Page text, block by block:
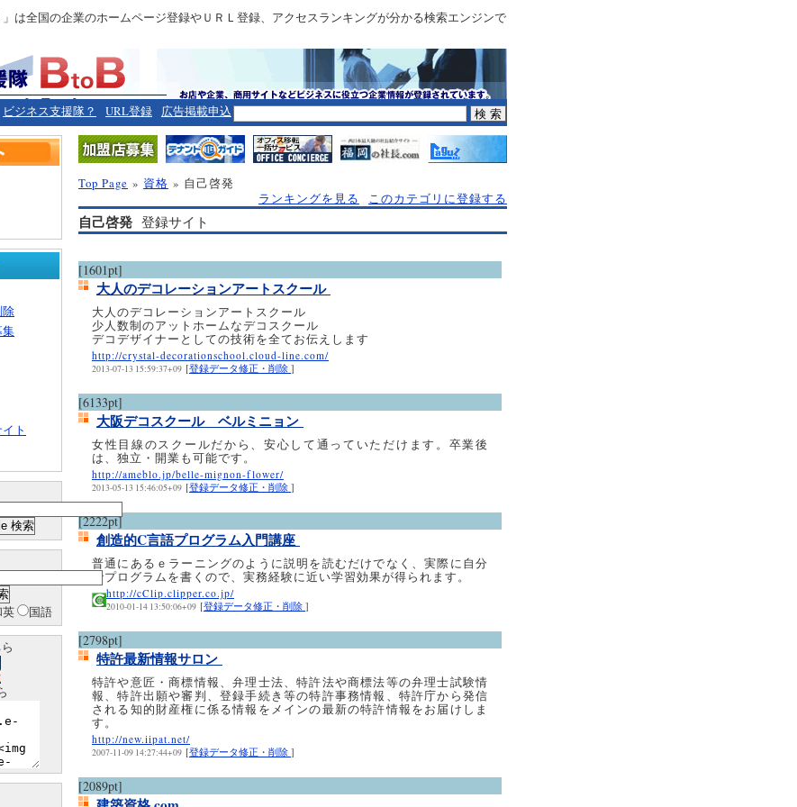
は全国の企業のホームページ登録やＵＲＬ登録、アクセスランキングが分かる検索エンジンで
ビジネス支援隊？ URL登録 広告掲載申込
Top Page » 資格 » 自己啓発
ランキングを見る
このカテゴリに登録する
自己啓発 登録サイト
[1601pt]
大人のデコレーションアートスクール
大人のデコレーションアートスクール
少人数制のアットホームなデコスクール
デコデザイナーとしての技術を全てお伝えします
http://crystal-decorationschool.cloud-line.com/
2013-07-13 15:59:37+09 [登録データ修正・削除 ]
[6133pt]
大阪デコスクール ベルミニョン
女性目線のスクールだから、安心して通っていただけます。卒業後
は、独立・開業も可能です。
http://ameblo.jp/belle-mignon-flower/
2013-05-13 15:46:05+09 [登録データ修正・削除 ]
[2222pt]
創造的C言語プログラム入門講座
普通にあるｅラーニングのように説明を読むだけでなく、実際に自分
でプログラムを書くので、実務経験に近い学習効果が得られます。
http://cClip.clipper.co.jp/
2010-01-14 13:50:06+09 [登録データ修正・削除 ]
[2798pt]
特許最新情報サロン
特許や意匠・商標情報、弁理士法、特許法や商標法等の弁理士試験情
報、特許出願や審判、登録手続き等の特許事務情報、特許庁から発信
される知的財産権に係る情報をメインの最新の特許情報をお届けしま
す。
http://new.iipat.net/
2007-11-09 14:27:44+09 [登録データ修正・削除 ]
[2089pt]
除
集
ト
英 国語